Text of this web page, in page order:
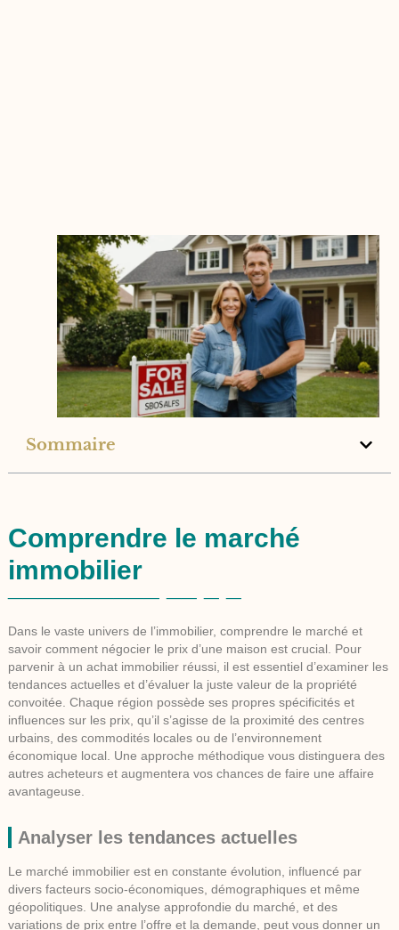
Sommaire
Comprendre le marché
immobilier
Dans le vaste univers de l’immobilier, comprendre le marché et
savoir comment négocier le prix d’une maison est crucial. Pour
parvenir à un achat immobilier réussi, il est essentiel d’examiner les
tendances actuelles et d’évaluer la juste valeur de la propriété
convoitée. Chaque région possède ses propres spécificités et
influences sur les prix, qu’il s’agisse de la proximité des centres
urbains, des commodités locales ou de l’environnement
économique local. Une approche méthodique vous distinguera des
autres acheteurs et augmentera vos chances de faire une affaire
avantageuse.
Analyser les tendances actuelles
Le marché immobilier est en constante évolution, influencé par
divers facteurs socio-économiques, démographiques et même
géopolitiques. Une analyse approfondie du marché, et des
variations de prix entre l’offre et la demande, peut vous donner un